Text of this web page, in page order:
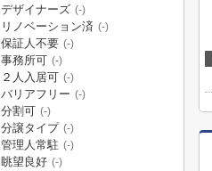
デザイナーズ (-)
リノベーション済 (-)
保証人不要 (-)
事務所可 (-)
２人入居可 (-)
バリアフリー (-)
分割可 (-)
分譲タイプ (-)
管理人常駐 (-)
眺望良好 (-)